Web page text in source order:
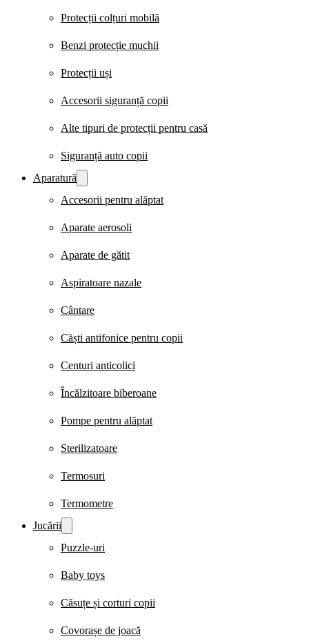
Protecții colțuri mobilă
Benzi protecție muchii
Protecții uși
Accesorii siguranță copii
Alte tipuri de protecții pentru casă
Siguranță auto copii
Aparatură
Accesorii pentru alăptat
Aparate aerosoli
Aparate de gătit
Aspiratoare nazale
Cântare
Căști antifonice pentru copii
Centuri anticolici
Încălzitoare biberoane
Pompe pentru alăptat
Sterilizatoare
Termosuri
Termometre
Jucării
Puzzle-uri
Baby toys
Căsuțe și corturi copii
Covorașe de joacă